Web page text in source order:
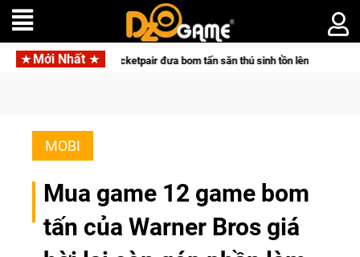
Mới Nhất
Pocketpair đưa bom tấn săn thú sinh tồn lên di động với tên gọi Palworld
MOBI
Mua game 12 game bom
tấn của Warner Bros giá